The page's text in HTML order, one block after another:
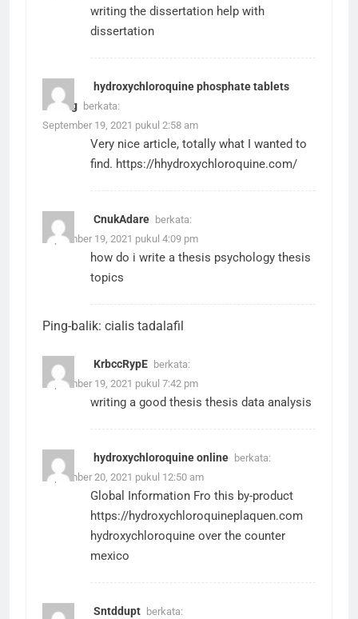
writing the dissertation help with
dissertation
hydroxychloroquine phosphate tablets
200mg berkata:
September 19, 2021 pukul 2:58 am
Very nice article, totally what I wanted to
find. https://hhydroxychloroquine.com/
CnukAdare berkata:
September 19, 2021 pukul 4:09 pm
how do i write a thesis psychology thesis
topics
Ping-balik: cialis tadalafil
KrbccRypE berkata:
September 19, 2021 pukul 7:42 pm
writing a good thesis thesis data analysis
hydroxychloroquine online berkata:
September 20, 2021 pukul 12:50 am
Global Information Fro this by-product
https://hydroxychloroquineplaquen.com
hydroxychloroquine over the counter
mexico
Sntddupt berkata: